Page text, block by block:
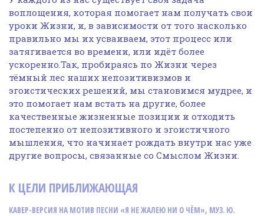
воплощения, которая помогает нам получать свои
уроки Жизни, и, в зависимости от того насколько
правильно мы их усваиваем, этот процесс или
затягивается во времени, или идёт более
ускоренно.Так, пробираясь по Жизни через
тёмный лес наших непозитивизмов и
эгоистических решений, мы становимся мудрее, и
это помогает нам встать на другие, более
качественные жизненные позиции и отходить
постепенно от непозитивного и эгоистичного
мышления, что начинает рождать внутри нас уже
другие вопросы, связанные со Смыслом Жизни.
К ЦЕЛИ ПРИБЛИЖАЮЩАЯ
КАВЕР-ВЕРСИЯ НА МОТИВ ПЕСНИ «Я НЕ ЖАЛЕЮ НИ О ЧЁМ», МУЗ. Ю.